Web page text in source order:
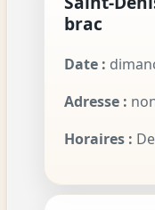
brac
Date :
Adresse :
Horaires :